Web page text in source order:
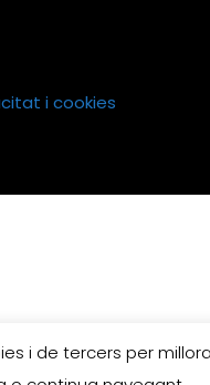
i cookies
i de tercers per